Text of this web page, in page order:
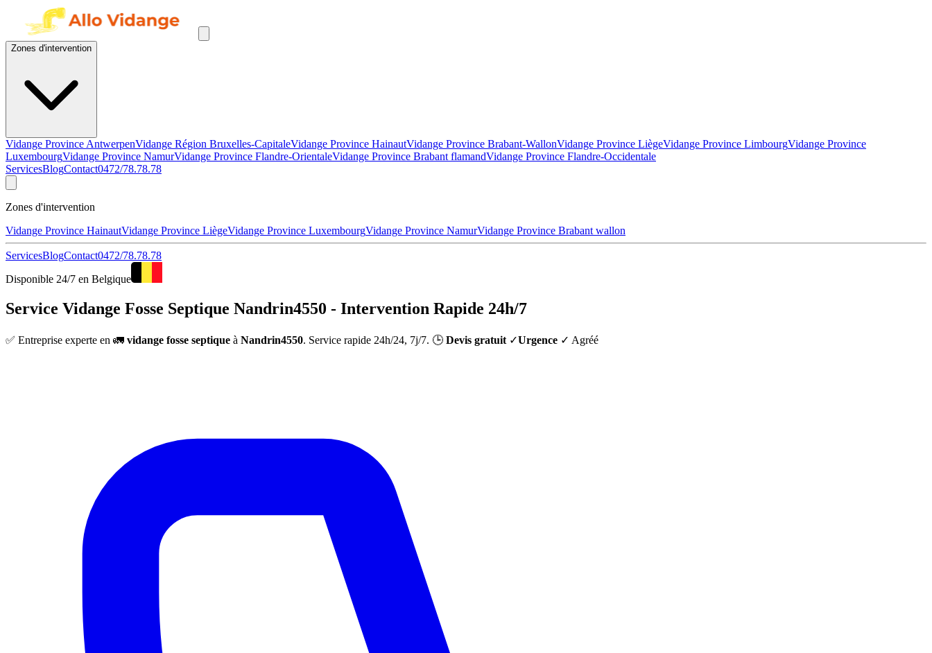
Zones d'intervention
Vidange Province AntwerpenVidange Région Bruxelles-CapitaleVidange Province HainautVidange Province Brabant-WallonVidange Province LiègeVidange Province LimbourgVidange Province
LuxembourgVidange Province NamurVidange Province Flandre-OrientaleVidange Province Brabant flamandVidange Province Flandre-Occidentale
ServicesBlogContact0472/78.78.78
Zones d'intervention
Vidange Province HainautVidange Province LiègeVidange Province LuxembourgVidange Province NamurVidange Province Brabant wallon
ServicesBlogContact0472/78.78.78
Disponible 24/7 en Belgique
Service Vidange Fosse Septique Nandrin4550 - Intervention Rapide 24h/7
✅ Entreprise experte en 🚛 vidange fosse septique à Nandrin4550. Service rapide 24h/24, 7j/7. 🕒 Devis gratuit ✓Urgence ✓ Agréé